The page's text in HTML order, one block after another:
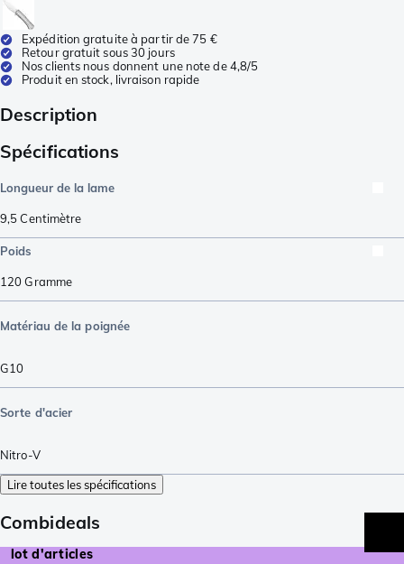
Expédition gratuite à partir de 75 €
Retour gratuit sous 30 jours
Nos clients nous donnent une note de 4,8/5
Produit en stock, livraison rapide
Description
Spécifications
Longueur de la lame
9,5Centimètre
Poids
120Gramme
Matériau de la poignée
G10
Sorte d'acier
Nitro-V
Lire toutes les spécifications
Combideals
lot d'articles